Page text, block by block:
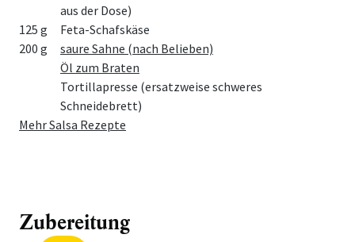
aus der Dose)
125 g
Feta-Schafskäse
200 g
saure Sahne (nach Belieben)
Öl zum Braten
Tortillapresse (ersatzweise schweres
Schneidebrett)
Mehr Salsa Rezepte
Zubereitung